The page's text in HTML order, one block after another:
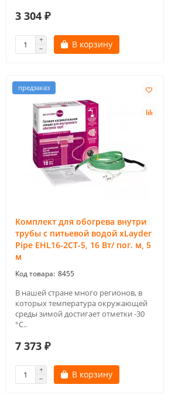
3 304 ₽
В корзину
предзаказ
Комплект для обогрева внутри
трубы с питьевой водой xLayder
Pipe EHL16-2CT-5, 16 Вт/ пог. м, 5
м
8455
В нашей стране много регионов, в
которых температура окружающей
среды зимой достигает отметки -30
°С..
7 373 ₽
В корзину